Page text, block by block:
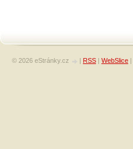
© 2026 eStránky.cz | RSS | WebSlice |